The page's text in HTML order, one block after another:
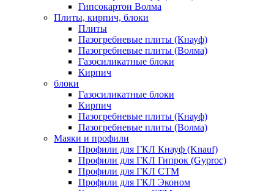
Гипсокартон Волма
Плиты, кирпич, блоки
Плиты
Пазогребневые плиты (Кнауф)
Пазогребневые плиты (Волма)
Газосиликатные блоки
Кирпич
блоки
Газосиликатные блоки
Кирпич
Пазогребневые плиты (Кнауф)
Пазогребневые плиты (Волма)
Маяки и профили
Профили для ГКЛ Кнауф (Knauf)
Профили для ГКЛ Гипрок (Gyproc)
Профили для ГКЛ СТМ
Профили для ГКЛ Эконом